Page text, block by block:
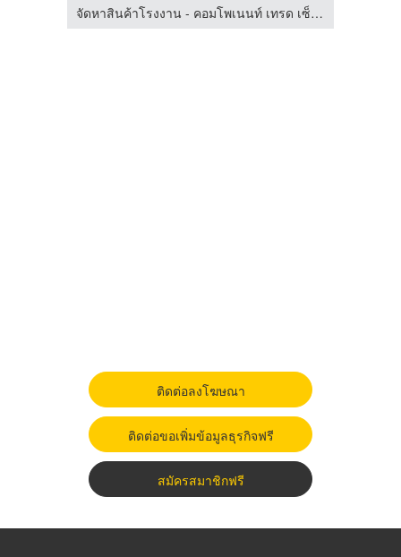
จัดหาสินค้าโรงงาน - คอมโพเนนท์ เทรด เซ็นเตอร์
ติดต่อลงโฆษณา
ติดต่อขอเพิ่มข้อมูลธุรกิจฟรี
สมัครสมาชิกฟรี